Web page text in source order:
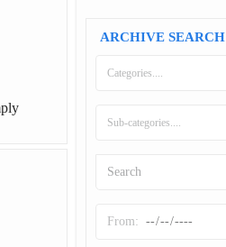
ARCHIVE SEARCH
Categories....
Sub-categories....